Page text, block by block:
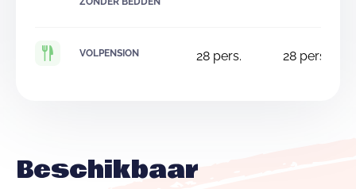
VOLPENSION 28 pers. 28pers.
Beschikbaar